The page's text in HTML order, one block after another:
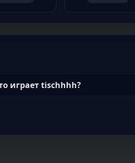
играет tischhhh?